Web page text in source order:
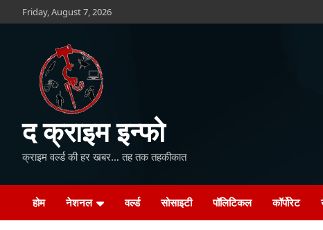
to
Friday, August 7, 2026
द क्राइम इन्फो
क्राइम वर्ल्ड की हर खबर… तह तक तहकीकात
होम नेशनल वर्ल्ड सोसाइटी पॉलिटिकल कॉर्पोरेट